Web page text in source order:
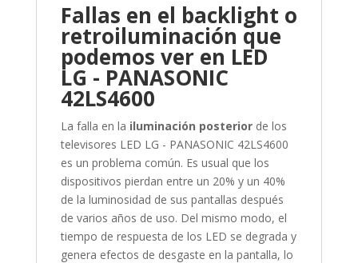
Fallas en el backlight o
retroiluminación que
podemos ver en LED
LG - PANASONIC
42LS4600
La falla en la iluminación posteriorde los
televisores LED LG - PANASONIC 42LS4600
es un problema común. Es usual que los
dispositivos pierdan entre un 20% y un 40%
de la luminosidad de sus pantallas después
de varios años de uso. Del mismo modo, el
tiempo de respuesta de los LED se degrada y
genera efectos de desgaste en la pantalla, lo